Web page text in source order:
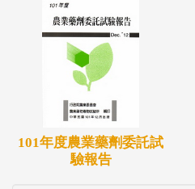
101年度農業藥劑委託試
驗報告